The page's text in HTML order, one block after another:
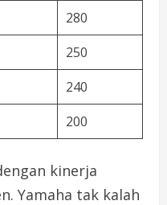
280
250
240
200
kinerja
Yamaha tak kalah